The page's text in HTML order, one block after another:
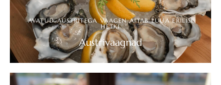
AVATUD AUSTRITEGA VAAGEN AITAB LUUA ERILISI
HETKI
Austrivaagnad
UURI ROHKEM